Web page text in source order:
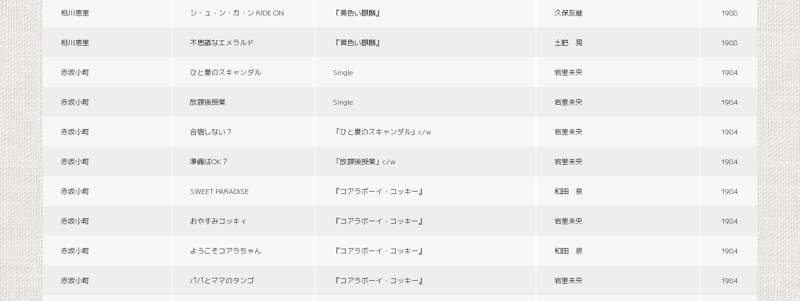
相川恵里 シ・ュ・ン・カ・ン RIDE ON 『黄色い麒麟』 久保友継 1988
相川恵里 不思議なエメラルド 『黄色い麒麟』 土肥 晃 1988
赤坂小町 ひと夏のスキャンダル Single 岩里未央 1984
赤坂小町 放課後授業 Single 岩里未央 1984
赤坂小町 合宿しない？ 「ひと夏のスキャンダル」c/w 岩里未央 1984
赤坂小町 準備はOK？ 「放課後授業」c/w 岩里未央 1984
赤坂小町 SWEET PARADISE 『コアラボーイ・コッキー』 和田 泉 1984
赤坂小町 おやすみコッキィ 『コアラボーイ・コッキー』 岩里未央 1984
赤坂小町 ようこそコアラちゃん 『コアラボーイ・コッキー』 和田 泉 1984
赤坂小町 パパとママのタンゴ 『コアラボーイ・コッキー』 岩里未央 1984